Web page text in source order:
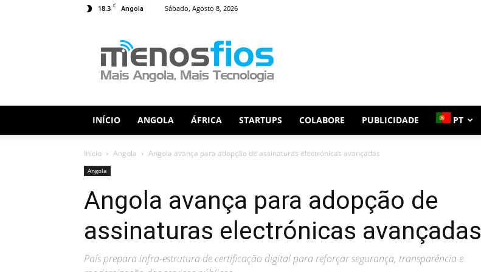
18.3 C Angola Sábado, Agosto 8, 2026
Fios
INÍCIO ANGOLA ÁFRICA STARTUPS COLABORE PUBLICIDADE PT
Início Angola Angola avança para adopção de assinaturas electrónicas avançadas
Angola
Angola avança para adopção de
assinaturas electrónicas avançadas
País prepara infra-estrutura de certificação digital para reforçar segurança, transparência e